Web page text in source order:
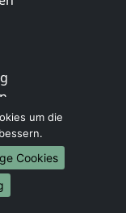
am Main
um die
Cookies